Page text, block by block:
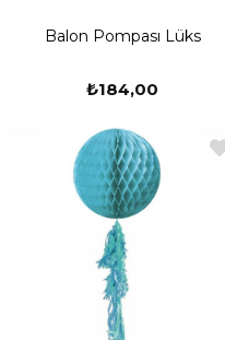
Balon Pompası Lüks
₺184,00